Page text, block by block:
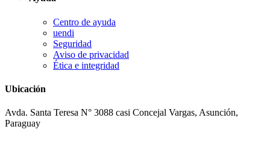
Centro de ayuda
uendi
Seguridad
Aviso de privacidad
Ética e integridad
Ubicación
Avda. Santa Teresa N° 3088 casi Concejal Vargas, Asunción,
Paraguay